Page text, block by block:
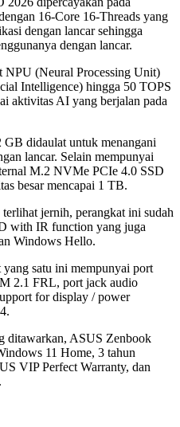
16-Core 16-Threads yang
dengan lancar sehingga
dengan lancar.
NPU (Neural Processing Unit)
Intelligence) hingga 50 TOPS
aktivitas AI yang berjalan pada
didaulat untuk menangani
lancar. Selain mempunyai
M.2 NVMe PCIe 4.0 SSD
besar mencapai 1 TB.
jernih, perangkat ini sudah
with IR function yang juga
Windows Hello.
satu ini mempunyai port
2.1 FRL, port jack audio
for display / power
ditawarkan, ASUS Zenbook
11 Home, 3 tahun
VIP Perfect Warranty, dan